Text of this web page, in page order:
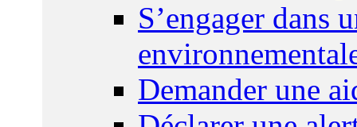
S’engager dans
Demander une